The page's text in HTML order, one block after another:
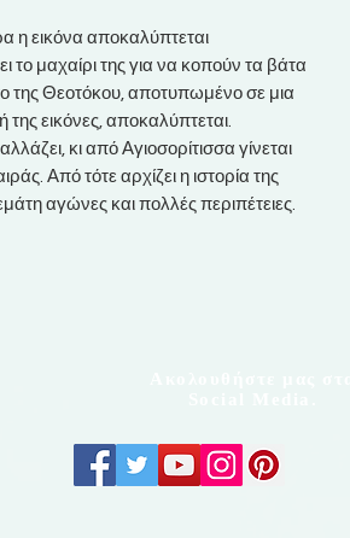
η εικόνα αποκαλύπτεται
μαχαίρι της για να κοπούν τα βάτα
της Θεοτόκου, αποτυπωμένο σε μια
της εικόνες, αποκαλύπτεται.
κι από Αγιοσορίτισσα γίνεται
Από τότε αρχίζει η ιστορία της
αγώνες και πολλές περιπέτειες.